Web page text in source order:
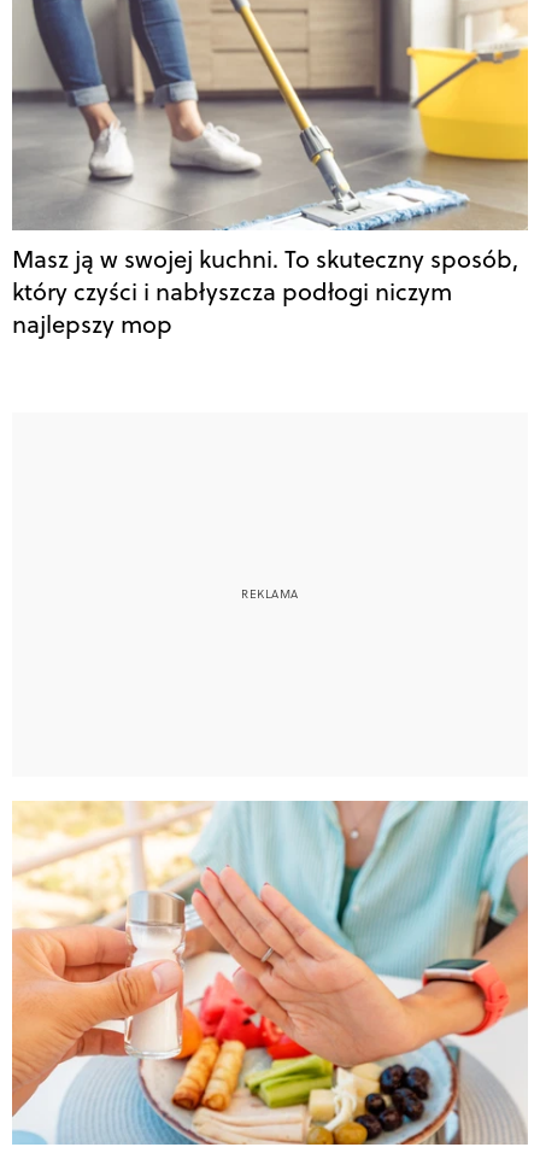
Masz ją w swojej kuchni. To skuteczny sposób,
który czyści i nabłyszcza podłogi niczym
najlepszy mop